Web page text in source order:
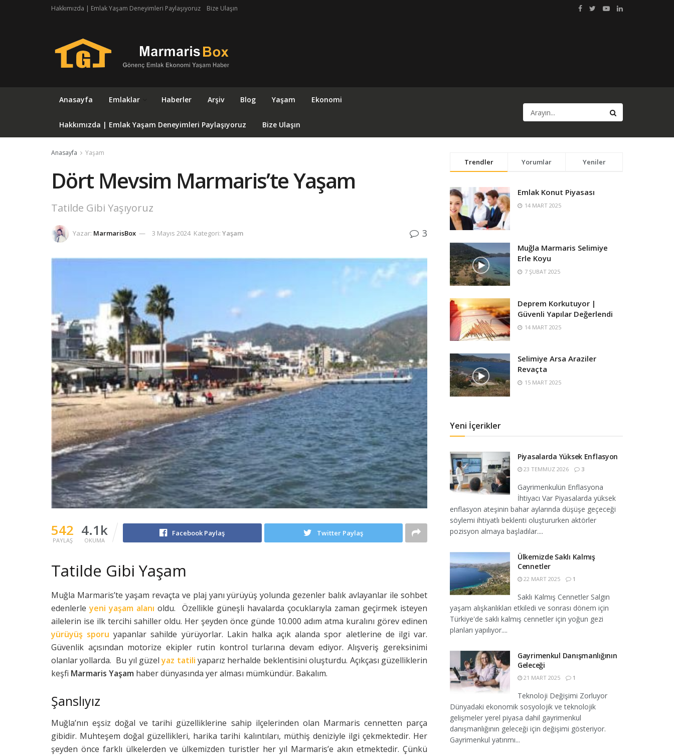
Hakkımızda | Emlak Yaşam Deneyimleri Paylaşıyoruz Bize Ulaşın
Anasayfa Emlaklar Haberler Arşiv Blog Yaşam Ekonomi
Hakkımızda | Emlak Yaşam Deneyimleri Paylaşıyoruz Bize Ulaşın
Anasayfa Yaşam
Dört Mevsim Marmaris’te Yaşam
Tatilde Gibi Yaşıyoruz
Yazar: MarmarisBox 3 Mayıs 2024 Kategori: Yaşam 3
542
PAYLAŞ
4.1k
OKUMA
Facebook Paylaş Twitter Paylaş
Tatilde Gibi Yaşam
Muğla Marmaris’te yaşam revaçta ve plaj yanı yürüyüş yolunda gezenler balık avlayanlar ile sohbet
edenlerleyeni yaşam alanı oldu. Özellikle güneşli havalarda çocuklarıyla zaman geçirmek isteyen
ailelerin ise ilk tercihi sahiller oldu. Her şeyden önce günde 10.000 adım atma kuralını görev edinen
yürüyüş sporu yapanlar sahilde yürüyorlar. Lakin halka açık alanda spor aletlerine de ilgi var.
Güvenlik açısından motorize ekipler rutin kontrol turlarına devam ediyor. Alışveriş gereksinimi
olanlar yollarda. Bu yıl güzelyaz tatili yaparız herhalde beklentisini oluşturdu. Açıkçası güzelliklerin
keşfi Marmaris Yaşam haber dünyasında yer alması mümkündür. Bakalım.
Şanslıyız
Muğla’nın eşsiz doğal ve tarihi güzelliklerine sahip ilçelerinden olan Marmaris cennetten parça
gibidir. Muhteşem doğal güzellikleri, harika tarihi kalıntıları, müthiş deniziyle ilgi çekmektedir. Her
şeyden önce farklı ülkelerden ve ülkemizden turistler her yıl Marmaris’e akın etmektedir. Çünkü
Trendler Yorumlar Yeniler
Emlak Konut Piyasası
14 MART 2025
Muğla Marmaris Selimiye
Erle Koyu
7 ŞUBAT 2025
Deprem Korkutuyor |
Güvenli Yapılar Değerlendi
14 MART 2025
Selimiye Arsa Araziler
Revaçta
15 MART 2025
Yeni İçerikler
Piyasalarda Yüksek Enflasyon
23 TEMMUZ 2026 3
Gayrimenkulün Enflasyona
İhtiyacı Var Piyasalarda yüksek
enflasyon ateşinin bahar aylarında düşüşe geçeceği
söylemi ihtiyatlı beklenti oluştururken aktörler
pozisyon almaya başladılar....
Ülkemizde Saklı Kalmış
Cennetler
22 MART 2025 1
Saklı Kalmış Cennetler Salgın
yaşam alışkanlıkları etkiledi ve sonrası dönem için
Türkiye'de saklı kalmış cennetler için yoğun gezi
planları yapılıyor....
Gayrimenkul Danışmanlığının
Geleceği
21 MART 2025 1
Teknoloji Değişimi Zorluyor
Dünyadaki ekonomik sosyolojik ve teknolojik
gelişmeler yerel piyasa dahil gayrimenkul
danışmanlığının geleceği için değişimi gösteriyor.
Gayrimenkul yatırımı...